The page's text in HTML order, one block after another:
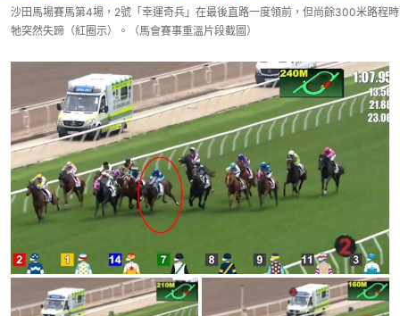
沙田馬場賽馬第4場，2號「幸運奇兵」在最後直路一度領前，但尚餘300米路程時
牠突然失蹄（紅圈示）。（馬會賽事重溫片段截圖）